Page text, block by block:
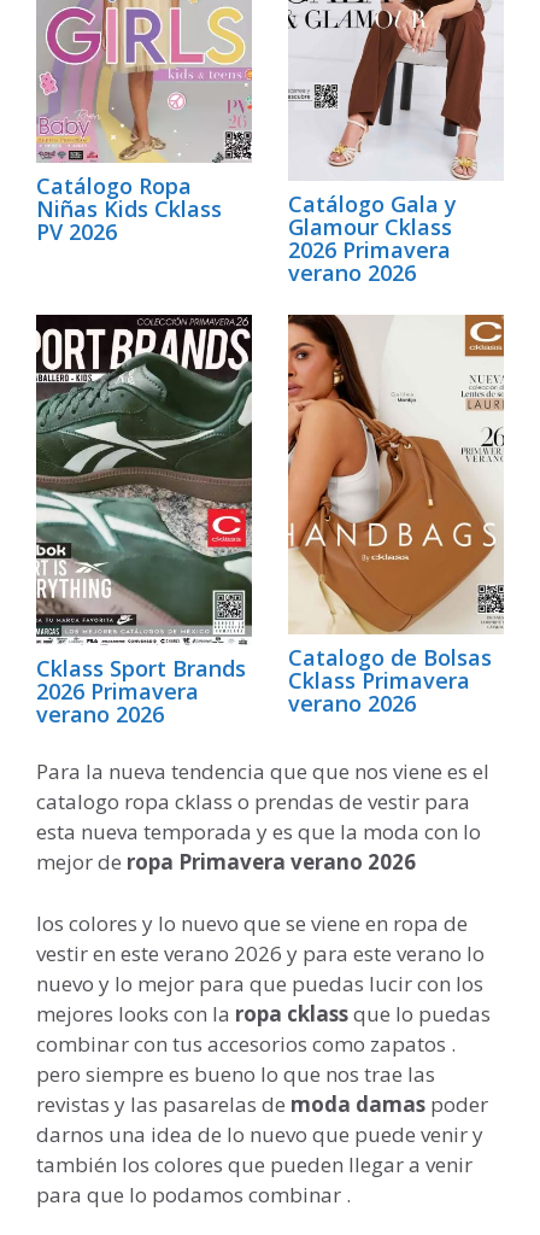
Catálogo Ropa
Niñas Kids Cklass
PV 2026
Catálogo Gala y
Glamour Cklass
2026 Primavera
verano 2026
Cklass Sport Brands
2026 Primavera
verano 2026
Catalogo de Bolsas
Cklass Primavera
verano 2026
Para la nueva tendencia que que nos viene es el
catalogo ropa cklass o prendas de vestir para
esta nueva temporada y es que la moda con lo
mejor de ropa Primavera verano 2026
los colores y lo nuevo que se viene en ropa de
vestir en este verano 2026 y para este verano lo
nuevo y lo mejor para que puedas lucir con los
mejores looks con la ropa cklassque lo puedas
combinar con tus accesorios como zapatos .
pero siempre es bueno lo que nos trae las
revistas y las pasarelas de moda damas poder
darnos una idea de lo nuevo que puede venir y
también los colores que pueden llegar a venir
para que lo podamos combinar .